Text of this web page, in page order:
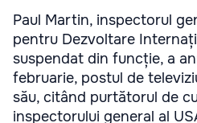
Paul Martin, inspectorul
pentru Dezvoltare
suspendat din funcție, a
februarie, postul de
său, citând purtătorul de
inspectorului general al